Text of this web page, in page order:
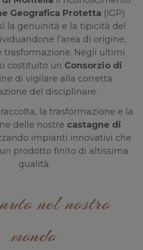
Geografica Protetta (IGP)
la genuinità e la tipicità del
l’area di origine,
trasformazione. Negli ultimi
costituito un Consorzio di
di vigilare alla corretta
del disciplinare.
la trasformazione e la
delle nostre castagne di
impianti innovativi che
prodotto finito di altissima
qualità.
nel nostro
mondo